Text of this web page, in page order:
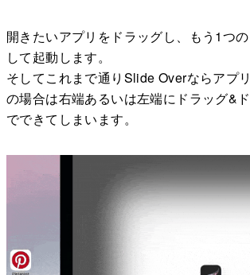
開きたいアプリをドラッグし、もう1つ
して起動します。
そしてこれまで通りSlide Overならアプ
の場合は右端あるいは左端にドラッグ&
でできてしまいます。